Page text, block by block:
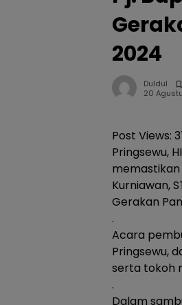
2024
Duldul
20
Post Views:
Pringsewu,
memastikan
Kurniawan,
Gerakan
.
Acara
Pringsewu,
serta tokoh
.
Dalam